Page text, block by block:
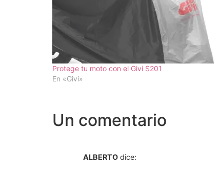
Protege tu moto con el Givi S201
En «Givi»
Un comentario
ALBERTO dice: